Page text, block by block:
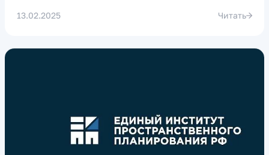
13.02.2025 Читать